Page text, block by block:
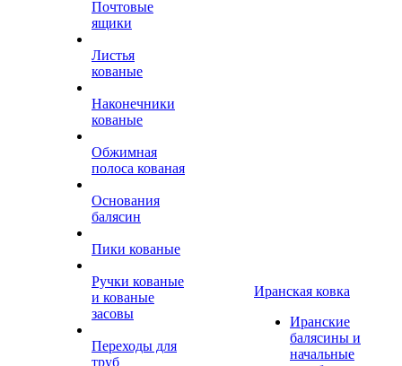
Почтовые
ящики
Листья
кованые
Наконечники
кованые
Обжимная
полоса кованая
Основания
балясин
Пики кованые
Ручки кованые
и кованые
засовы
Переходы для
труб
Иранская ковка
Иранские
балясины и
начальные